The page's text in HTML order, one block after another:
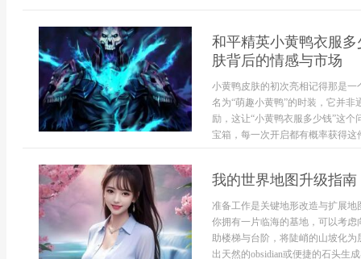
和平精英小黄鸭衣服
肤背后的情感与市场
小黄鸭皮肤的初次亮相记得那是
名为“萌趣小黄鸭”的时装，它并
励，这让“小黄鸭衣服多少钱”这
宝箱，每一次开启都有概率获得这
我的世界地图升级指
准备工作是关键地形改造与扩展
你拥有一片临海的基地，可以考
助楼梯与台阶，将陡峭的山坡化
出天然的obsidian或便捷的石头生